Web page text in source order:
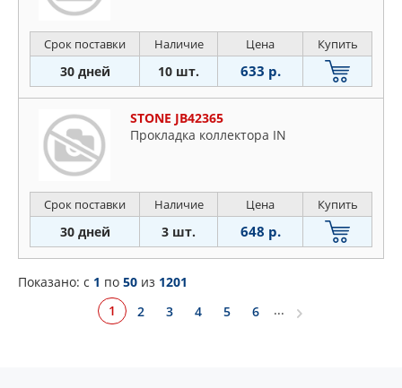
Срок поставки Наличие Цена Купить
30 дней 10 шт. 633 р.
STONE JB42365
Прокладка коллектора IN
Срок поставки Наличие Цена Купить
30 дней 3 шт. 648 р.
Показано: c 1 по 50 из 1201
1
2 3 4 5 6 ...